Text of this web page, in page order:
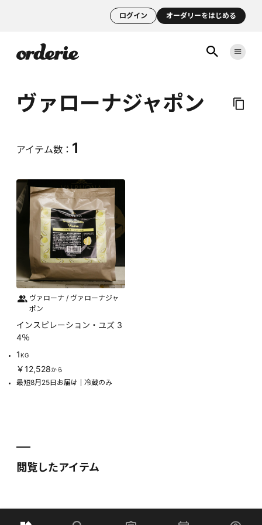
ログイン オーダリーをはじめる
ヴァローナジャポン
アイテム数： 1
ヴァローナ / ヴァローナジャ
ポン
インスピレーション・ユズ 3
4％
1KG
￥12,528から
最短8月25日お届け 冷蔵のみ
閲覧したアイテム